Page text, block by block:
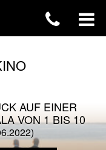
AUF EINER
VON 1 BIS 10